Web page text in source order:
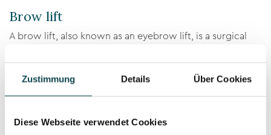
Zustimmung Details Über Cookies
Diese Webseite verwendet Cookies
Brow lift
A brow lift, also known as an eyebrow lift, is a surgical